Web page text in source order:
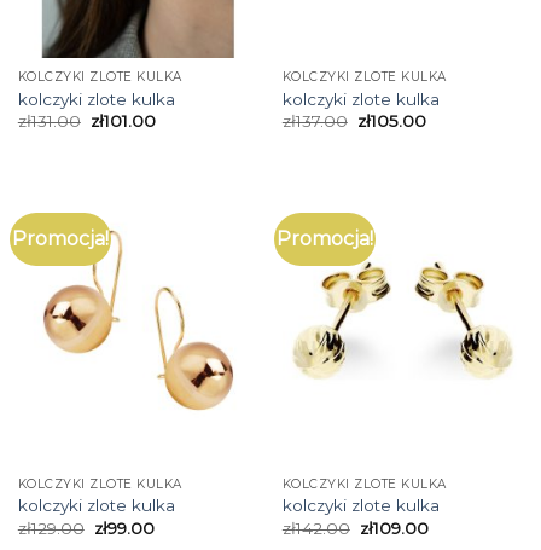
KOLCZYKI ZLOTE KULKA
kolczyki zlote kulka
zł131.00 zł101.00
KOLCZYKI ZLOTE KULKA
kolczyki zlote kulka
zł137.00 zł105.00
Promocja!
KOLCZYKI ZLOTE KULKA
kolczyki zlote kulka
zł129.00 zł99.00
Promocja!
KOLCZYKI ZLOTE KULKA
kolczyki zlote kulka
zł142.00 zł109.00